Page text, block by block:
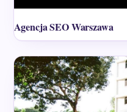
Agencja SEO Warszawa